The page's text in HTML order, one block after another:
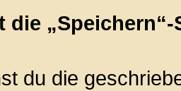
die
du die